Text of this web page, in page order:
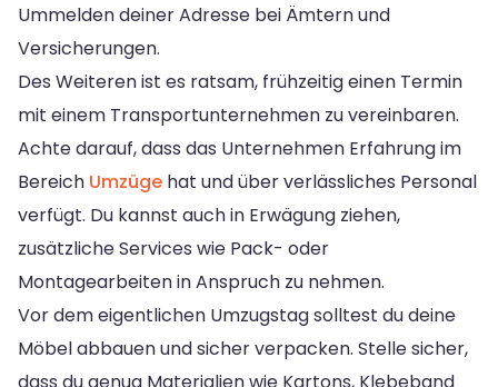
Ummelden deiner Adresse bei Ämtern und
Versicherungen.
Des Weiteren ist es ratsam, frühzeitig einen Termin
mit einem Transportunternehmen zu vereinbaren.
Achte darauf, dass das Unternehmen Erfahrung im
Bereich Umzüge hat und über verlässliches Personal
verfügt. Du kannst auch in Erwägung ziehen,
zusätzliche Services wie Pack- oder
Montagearbeiten in Anspruch zu nehmen.
Vor dem eigentlichen Umzugstag solltest du deine
Möbel abbauen und sicher verpacken. Stelle sicher,
dass du genug Materialien wie Kartons, Klebeband